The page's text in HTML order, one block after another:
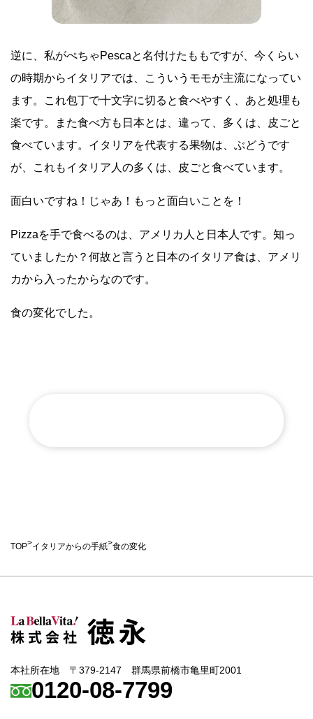
逆に、私がぺちゃPescaと名付けたももですが、今くらい
の時期からイタリアでは、こういうモモが主流になってい
ます。これ包丁で十文字に切ると食べやすく、あと処理も
楽です。また食べ方も日本とは、違って、多くは、皮ごと
食べています。イタリアを代表する果物は、ぶどうです
が、これもイタリア人の多くは、皮ごと食べています。
面白いですね！じゃあ！もっと面白いことを！
Pizzaを手で食べるのは、アメリカ人と日本人です。知っ
ていましたか？何故と言うと日本のイタリア食は、アメリ
カから入ったからなのです。
食の変化でした。
TOP>イタリアからの手紙>食の変化
本社所在地 〒379-2147 群馬県前橋市亀里町2001
0120-08-7799